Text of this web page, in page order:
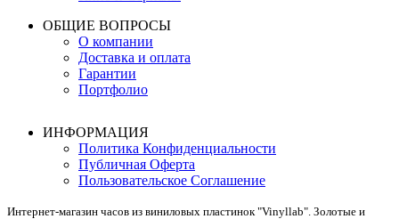
ОБЩИЕ ВОПРОСЫ
О компании
Доставка и оплата
Гарантии
Портфолио
ИНФОРМАЦИЯ
Политика Конфиденциальности
Публичная Оферта
Пользовательское Соглашение
Интернет-магазин часов из виниловых пластинок "Vinyllab". Золотые и